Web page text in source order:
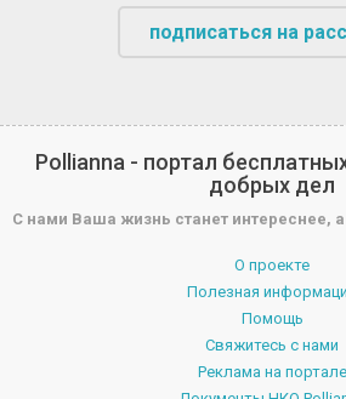
подписаться на
Pollianna - портал
добрых дел
С нами Ваша жизнь станет интереснее,
О проекте
Полезная
Помощь
Свяжитесь с нами
Реклама на портале